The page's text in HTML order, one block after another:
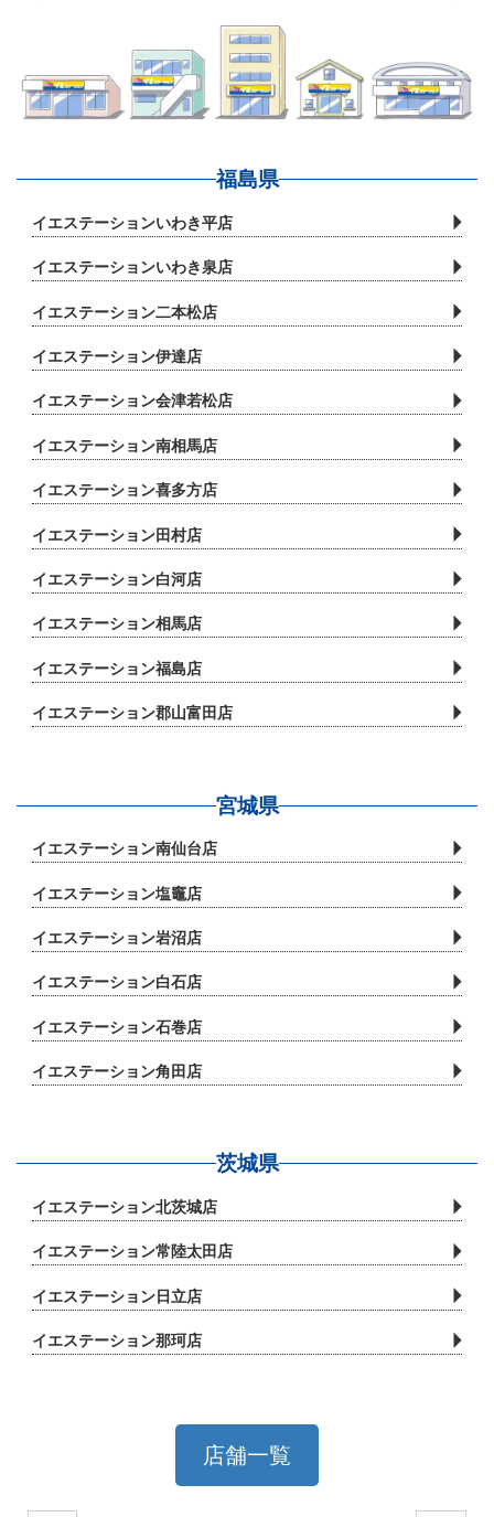
福島県
イエステーションいわき平店
イエステーションいわき泉店
イエステーション二本松店
イエステーション伊達店
イエステーション会津若松店
イエステーション南相馬店
イエステーション喜多方店
イエステーション田村店
イエステーション白河店
イエステーション相馬店
イエステーション福島店
イエステーション郡山富田店
宮城県
イエステーション南仙台店
イエステーション塩竈店
イエステーション岩沼店
イエステーション白石店
イエステーション石巻店
イエステーション角田店
茨城県
イエステーション北茨城店
イエステーション常陸太田店
イエステーション日立店
イエステーション那珂店
店舗一覧